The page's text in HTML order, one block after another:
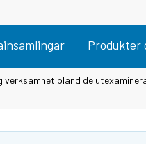
Produkter
verksamhet bland de